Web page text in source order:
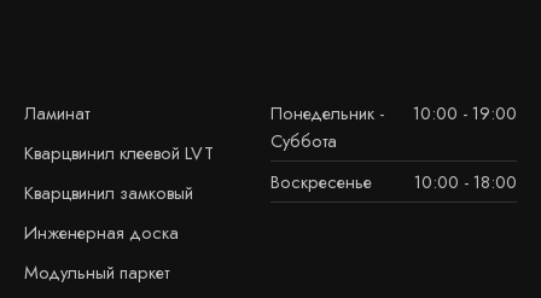
Ламинат
Кварцвинил клеевой LVT
Кварцвинил замковый
Инженерная доска
Модульный паркет
Понедельник -
Суббота
10:00 - 19:00
Воскресенье 10:00 - 18:00